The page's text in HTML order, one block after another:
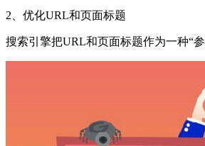
2、优化URL和页面标题
搜索引擎把URL和页面标题作为一种“